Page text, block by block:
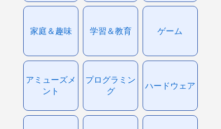
家庭＆趣味 学習＆教育 ゲーム
アミューズメ
ント
プログラミン
グ
ハードウェア